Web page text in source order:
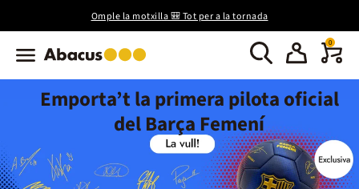
Omple la motxilla 🎒 Tot per a la tornada
0
Emporta’t la primera pilota oficial
del Barça Femení